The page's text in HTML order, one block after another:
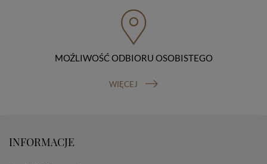
organu nadzorczego (Prezesa Urzędu Ochrony Danych
Osobowych, ul. Stawki 2, 00-193 Warszawa) oraz
prawo do cofnięcia zgody na przetwarzanie danych
osobowych (masz prawo cofnięcia zgody na
przetwarzanie danych w dowolnym momencie;
przetwarzania, którego dokonano na podstawie Twojej
zgody przed jej cofnięciem). W celu wykonania swoich
nie podasz danych, nie będziesz mógł przeglądać
zawartości naszej strony
MOŹLIWOŚĆ ODBIORU OSOBISTEGO
WIĘCEJ
INFORMACJE